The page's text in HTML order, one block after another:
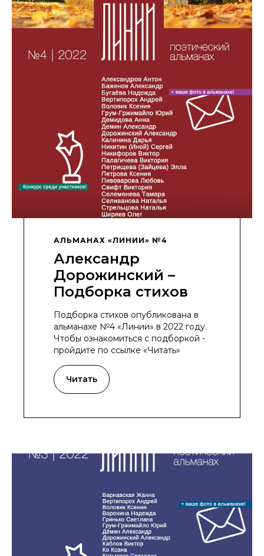
АЛЬМАНАХ «ЛИНИИ» №4
Александр
Дорожинский –
Подборка стихов
Подборка стихов опубликована в
альманахе №4 «Линии» в 2022 году.
Чтобы ознакомиться с подборкой -
пройдите по ссылке «Читать»
Читать